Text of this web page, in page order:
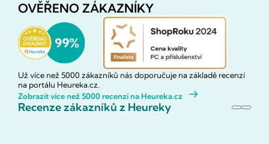
OVĚŘENO ZÁKAZNÍKY
Už více než 5000 zákazníků nás doporučuje na základě recenzí
na portálu Heureka.cz.
Zobrazit více než 5000 recenzí na Heureka.cz
Recenze zákazníků z Heureky